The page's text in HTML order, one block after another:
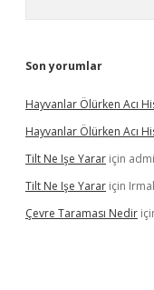
Son yorumlar
Hayvanlar Ölürken Acı
Hayvanlar Ölürken Acı
Tilt Ne Işe Yarar için
Tilt Ne Işe Yarar için
Çevre Taraması Nedir